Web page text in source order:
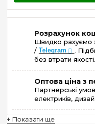
Розрахунок
Швидко рахуємо
/ Telegram
.
без втрати якості.
Оптова ціна з
Партнерські
електриків,
+ Показати ще